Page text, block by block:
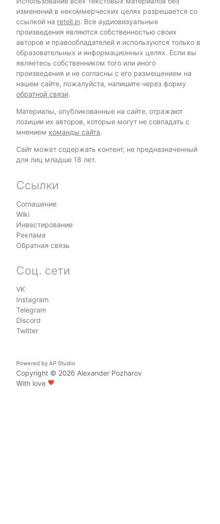
изменений в некоммерческих целях разрешается со
ссылкой на retell.in. Все аудиовизуальные
произведения являются собственностью своих
авторов и правообладателей и используются только в
образовательных и информационных целях. Если вы
являетесь собственником того или иного
произведения и не согласны с его размещением на
нашем сайте, пожалуйста, напишите через форму
обратной связи.
Материалы, опубликованные на сайте, отражают
позиции их авторов, которые могут не совпадать с
мнением команды сайта.
Сайт может содержать контент, не предназначенный
для лиц младше 18 лет.
Ссылки
Соглашение
Wiki
Инвестирование
Реклама
Обратная связь
Соц. сети
VK
Instagram
Telegram
Discord
Twitter
Powered by AP Studio
Copyright © 2026 Alexander Pozharov
With love favorite